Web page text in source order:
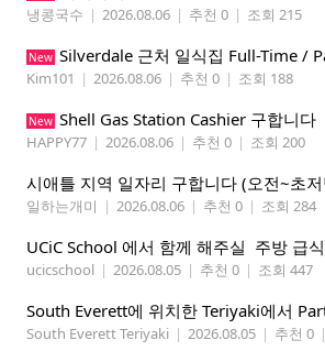
냉콩국수 | 2026.08.06 | 추천 0 | 조회 215
New Silverdale 근처 일식집 Full-Time / Part-
Kim101 | 2026.08.06 | 추천 0 | 조회 188
New Shell Gas Station Cashier 구합니다
HAPPY77 | 2026.08.06 | 추천 0 | 조회 200
시애틀 지역 일자리 구합니다 (오전~초
일하는개미 | 2026.08.06 | 추천 0 | 조회 284
UCiC School 에서 함께 해주실 주방 급
ucicschool | 2026.08.05 | 추천 0 | 조회 447
South Everett Teriyaki | 2026.08.05 | 추천 0 |